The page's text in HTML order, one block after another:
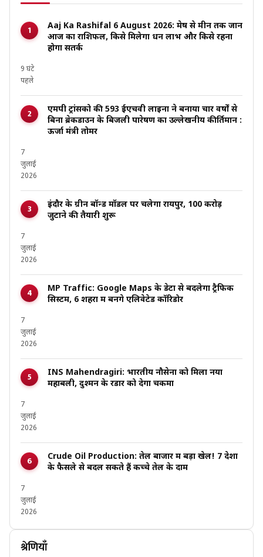
Aaj Ka Rashifal 6 August 2026: मेष से मीन तक जानें
आज का राशिफल, किसे मिलेगा धन लाभ और किसे रहना
होगा सतर्क
9 घंटे
पहले
एमपी ट्रांसको की 593 ईएचवी लाइनों ने बनाया चार वर्षों से
बिना ब्रेकडाउन के बिजली पारेषण का उल्लेखनीय कीर्तिमान :
ऊर्जा मंत्री तोमर
7
जुलाई
2026
इंदौर के ग्रीन बॉन्ड मॉडल पर चलेगा रायपुर, ₹100 करोड़
जुटाने की तैयारी शुरू
7
जुलाई
2026
MP Traffic: Google Maps के डेटा से बदलेगा ट्रैफिक
सिस्टम, 6 शहरों में बनेंगे एलिवेटेड कॉरिडोर
7
जुलाई
2026
INS Mahendragiri: भारतीय नौसेना को मिला नया
महाबली, दुश्मन के रडार को देगा चकमा
7
जुलाई
2026
Crude Oil Production: तेल बाजार में बड़ा खेल! 7 देशों
के फैसले से बदल सकते हैं कच्चे तेल के दाम
7
जुलाई
2026
श्रेणियाँ